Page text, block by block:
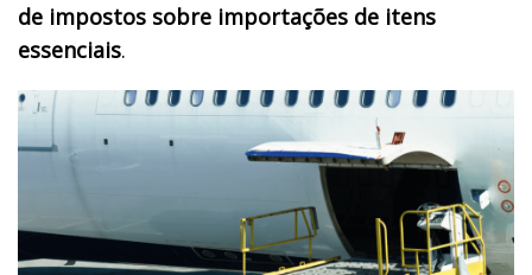
de impostos sobre importações de itens
essenciais.